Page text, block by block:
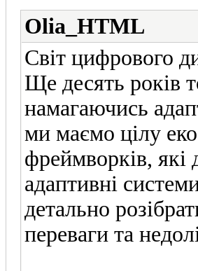
Olia_HTML
Світ цифрового
Ще десять років
намагаючись
ми маємо цілу
фреймворків, які
адаптивні
детально
переваги та